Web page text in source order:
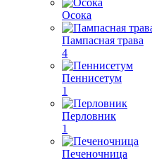
Осока
Пампасная трава
4
Пеннисетум
1
Перловник
1
Печеночница